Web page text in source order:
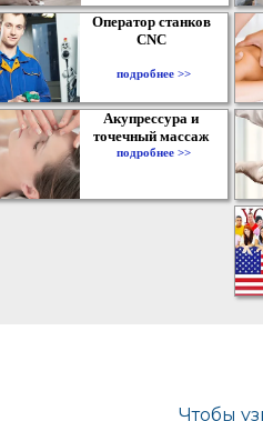
Оператор станков
CNC
подробнее >>
Акупрессура и
точечный массаж
подробнее >>